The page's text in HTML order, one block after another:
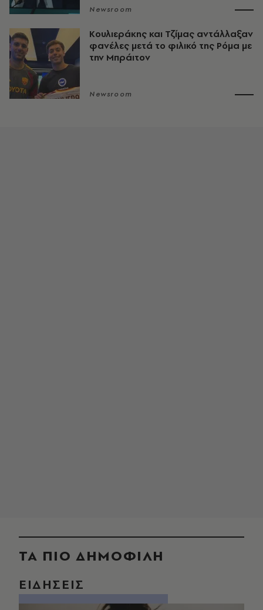
Newsroom
Κουλιεράκης και Τζίμας αντάλλαξαν
φανέλες μετά το φιλικό της Ρόμα με
την Μπράιτον
Newsroom
ΤΑ ΠΙΟ ΔΗΜΟΦΙΛΗ
ΕΙΔΗΣΕΙΣ